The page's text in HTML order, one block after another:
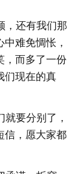
，还有我们那
难免惆怅，
，而多了一份
们现在的真
要分别了，
信，愿大家都